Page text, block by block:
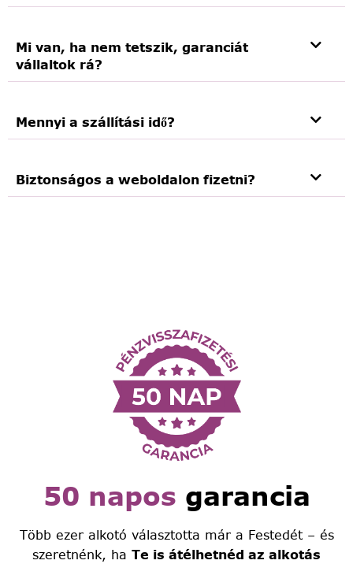
Mi van, ha nem tetszik, garanciát
vállaltok rá?
Mennyi a szállítási idő?
Biztonságos a weboldalon fizetni?
50 napos garancia
Több ezer alkotó választotta már a Festedét – és
szeretnénk, ha Te is átélhetnéd az alkotás